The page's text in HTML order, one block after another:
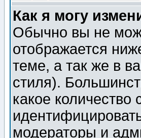
Как я могу
Обычно вы не
отображается
теме, а так же в
стиля).
какое
модераторы и